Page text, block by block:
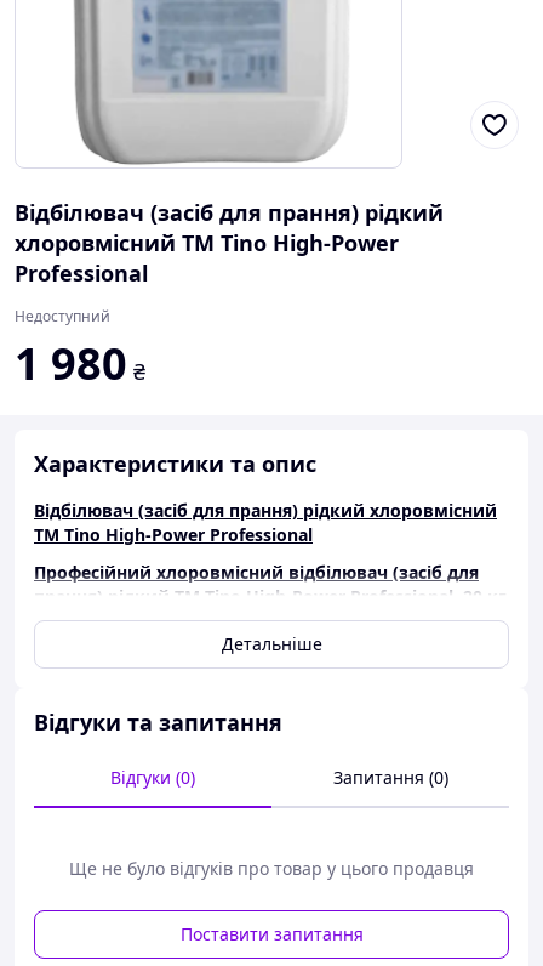
Відбілювач (засіб для прання) рідкий
хлоровмісний ТМ Tino High-Power
Professional
Недоступний
1 980 ₴
Характеристики та опис
Відбілювач (засіб для прання) рідкий хлоровмісний
ТМ Tino High-Power Professional
Професійний хлоровмісний відбілювач (засіб для
прання) рідкий ТМ Tino High-Power Professional, 20 кг
Призначений для виведення плям та поліпшення
результатів прання
Детальніше
Відгуки та запитання
Відгуки (0) Запитання (0)
Ще не було відгуків про товар у цього продавця
Поставити запитання